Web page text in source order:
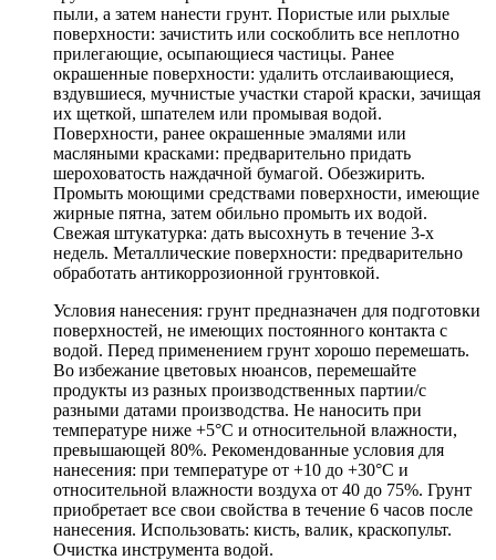
пыли, а затем нанести грунт. Пористые или рыхлые
поверхности: зачистить или соскоблить все неплотно
прилегающие, осыпающиеся частицы. Ранее
окрашенные поверхности: удалить отслаивающиеся,
вздувшиеся, мучнистые участки старой краски, зачищая
их щеткой, шпателем или промывая водой.
Поверхности, ранее окрашенные эмалями или
масляными красками: предварительно придать
шероховатость наждачной бумагой. Обезжирить.
Промыть моющими средствами поверхности, имеющие
жирные пятна, затем обильно промыть их водой.
Свежая штукатурка: дать высохнуть в течение 3-х
недель. Металлические поверхности: предварительно
обработать антикоррозионной грунтовкой.
Условия нанесения: грунт предназначен для подготовки
поверхностей, не имеющих постоянного контакта с
водой. Перед применением грунт хорошо перемешать.
Во избежание цветовых нюансов, перемешайте
продукты из разных производственных партии/с
разными датами производства. Не наносить при
температуре ниже +5°С и относительной влажности,
превышающей 80%. Рекомендованные условия для
нанесения: при температуре от +10 до +30°С и
относительной влажности воздуха от 40 до 75%. Грунт
приобретает все свои свойства в течение 6 часов после
нанесения. Использовать: кисть, валик, краскопульт.
Очистка инструмента водой.